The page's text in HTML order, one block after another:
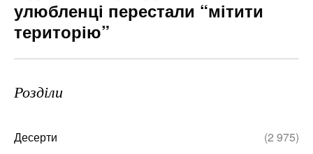
улюбленці перестали “мітити
територію”
Розділи
Десерти
(2 975)